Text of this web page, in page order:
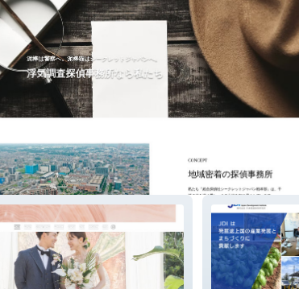
ークレットジャパン柏本部